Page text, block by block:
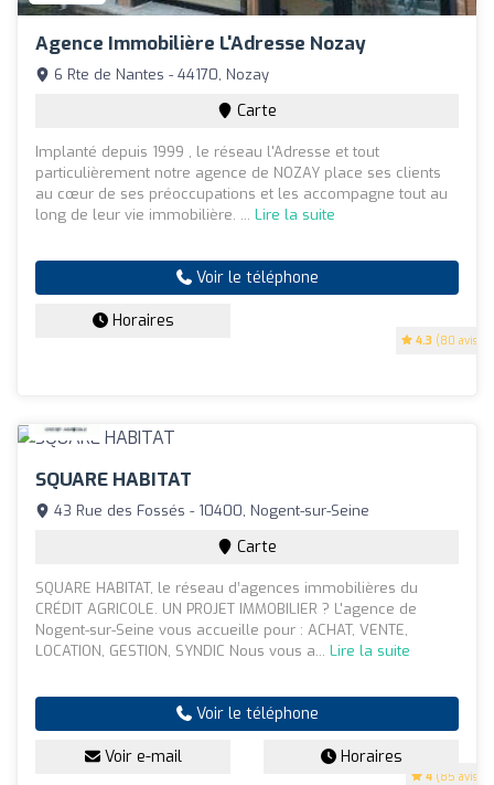
Agence Immobilière L'Adresse Nozay
4.3 (80 avis)
6 Rte de Nantes - 44170, Nozay
Carte
Implanté depuis 1999 , le réseau l'Adresse et tout
particulièrement notre agence de NOZAY place ses clients
au cœur de ses préoccupations et les accompagne tout au
long de leur vie immobilière. ... Lire la suite
Voir le téléphone
Horaires
SQUARE HABITAT
4 (85 avis)
43 Rue des Fossés - 10400, Nogent-sur-Seine
Carte
SQUARE HABITAT, le réseau d’agences immobilières du
CRÉDIT AGRICOLE. UN PROJET IMMOBILIER ? L'agence de
Nogent-sur-Seine vous accueille pour : ACHAT, VENTE,
LOCATION, GESTION, SYNDIC Nous vous a... Lire la suite
Voir le téléphone
Voir e-mail Horaires